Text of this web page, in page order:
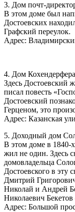
3. Дом почт-
В этом доме был
Достоевских
Графский переулок.
Адрес:
4. Дом Кохендерфера
Здесь Достоевский
писал повесть
Достоевский
Герценом, это
Адрес: Казанская
5. Доходный дом
В этом доме в 1840-
жил не один. Здесь
домовладельца
Достоевского в эту
Дмитрий
Николай и Андрей
Николаевич
Адрес: Большой